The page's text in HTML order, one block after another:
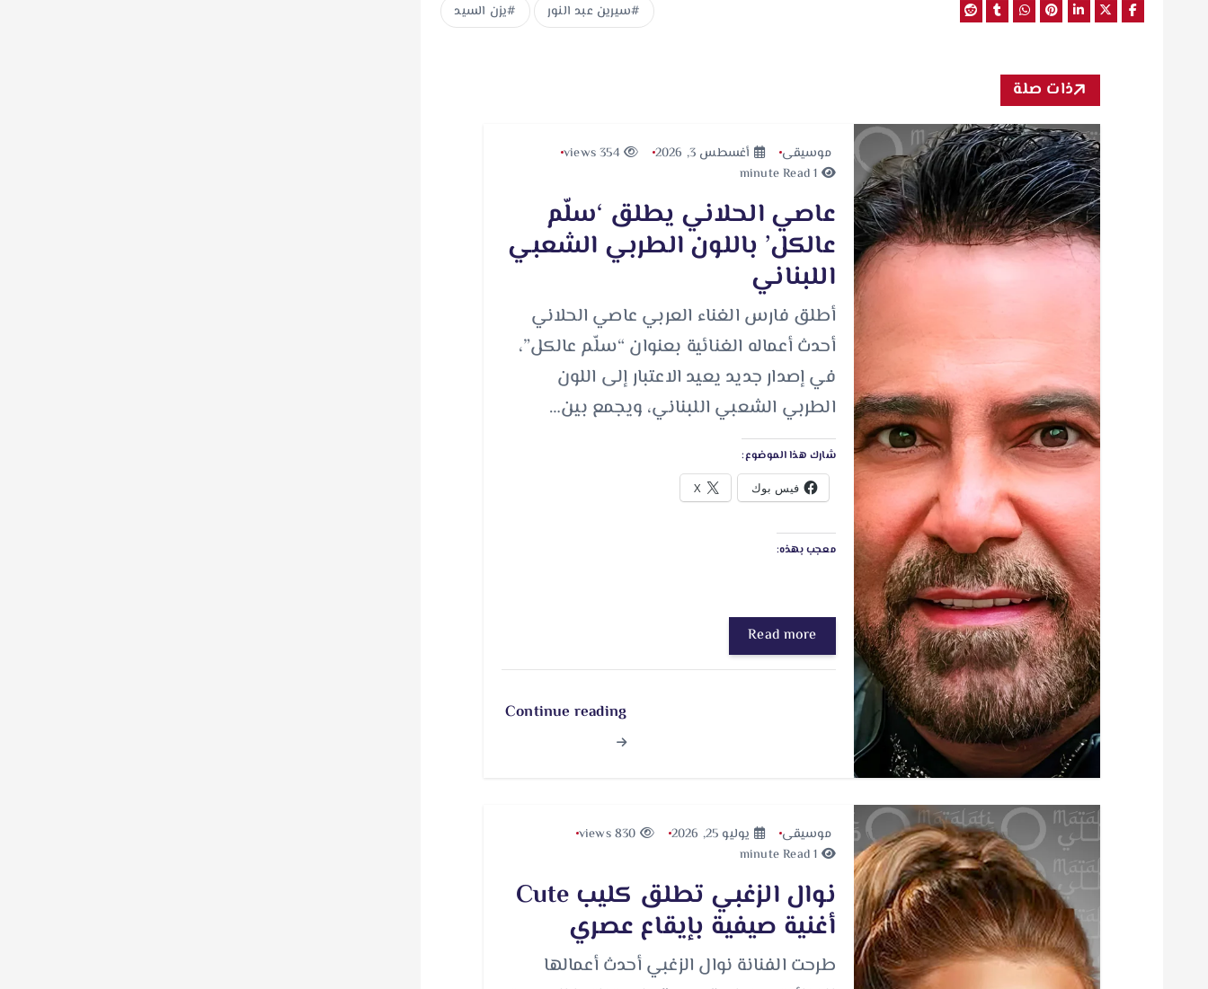
سيرين عبد النور يزن السيد
ذات صلة
موسيقى أغسطس 3, 2026
354 views
عاصي الحلاني يطلق ‘سلّم
عالكل’ باللون الطربي الشعبي
اللبناني
أطلق فارس الغناء العربي عاصي الحلاني
أحدث أعماله الغنائية بعنوان “سلّم عالكل”،
في إصدار جديد يعيد الاعتبار إلى اللون
الطربي الشعبي اللبناني، ويجمع بين…
شارك هذا الموضوع:
فيس بوك X
معجب بهذه:
Read more
Continue reading
موسيقى يوليو 25, 2026
نوال الزغبي تطلق كليب Cute
أغنية صيفية بإيقاع عصري
طرحت الفنانة نوال الزغبي أحدث أعمالها